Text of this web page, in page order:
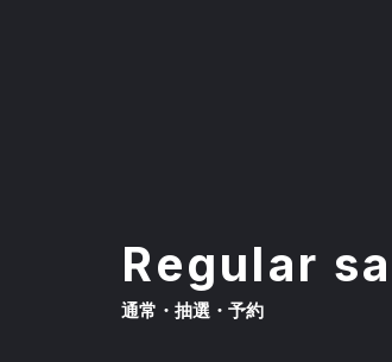
Regular
通常・抽選・予約